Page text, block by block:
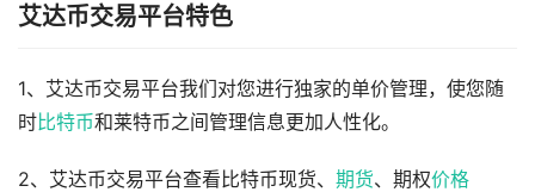
艾达币交易平台特色
1、艾达币交易平台我们对您进行独家的单价管理，使您随
时比特币和莱特币之间管理信息更加人性化。
2、艾达币交易平台查看比特币现货、 期货、期权价格